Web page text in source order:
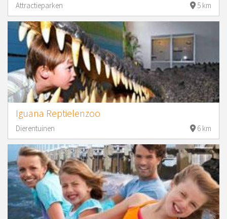
Attractieparken 5 km
Iguana Reptielenzoo
Dierentuinen 6 km